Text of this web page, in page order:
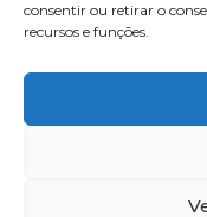
consentir ou retirar o
recursos e funções.
FINANCEIRO
19
Copyright © 2020 - Pro Flight.